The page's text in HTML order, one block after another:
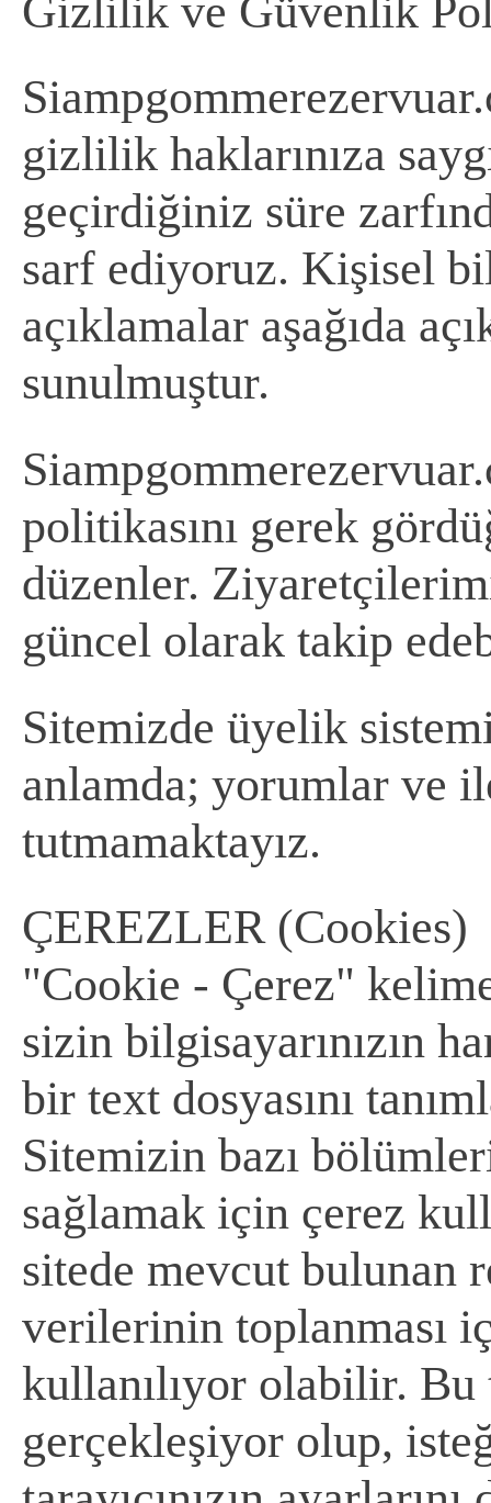
gizlilik haklarınıza
geçirdiğiniz süre
sarf ediyoruz. Kişisel
açıklamalar aşağıda
sunulmuştur.
politikasını gerek
düzenler.
güncel olarak takip
Sitemizde üyelik
anlamda; yorumlar ve
tutmamaktayız.
ÇEREZLER (Cookies)
"Cookie - Çerez"
sizin bilgisayarınızın
bir text dosyasını
Sitemizin bazı
sağlamak için çerez
sitede mevcut bulunan
verilerinin toplanması
kullanılıyor olabilir.
gerçekleşiyor olup,